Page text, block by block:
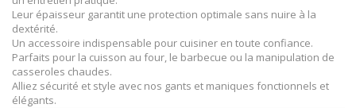
Leur épaisseur garantit une protection optimale sans nuire à la
dextérité.
Un accessoire indispensable pour cuisiner en toute confiance.
Parfaits pour la cuisson au four, le barbecue ou la manipulation de
casseroles chaudes.
Alliez sécurité et style avec nos gants et maniques fonctionnels et
élégants.